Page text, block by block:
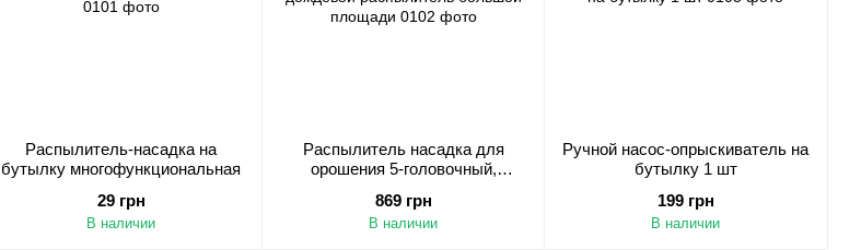
Распылитель-насадка на
бутылку многофункциональная
29 грн
В наличии
Распылитель насадка для
орошения 5-головочный,
большой площади
869 грн
В наличии
Ручной насос-опрыскиватель на
бутылку 1 шт
199 грн
В наличии